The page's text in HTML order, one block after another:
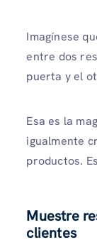
Imagínese
entre dos
puerta y el
Esa es la
igualmente
productos.
Muestre
clientes